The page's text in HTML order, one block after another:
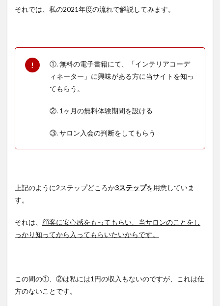
それでは、私の2021年度の流れで解説してみます。
①. 無料の電子書籍にて、「インテリアコーデ
ィネーター」に興味がある方に当サイトを知っ
てもらう。
②. 1ヶ月の無料体験期間を設ける
③. サロン入会の判断をしてもらう
上記のように2ステップどころか3ステップを用意していま
す。
それは、 顧客に安心感をもってもらい、当サロンのことをし
っかり知ってから入ってもらいたいからです。
この間の①、②は私には1円の収入もないのですが、これは仕
方のないことです。